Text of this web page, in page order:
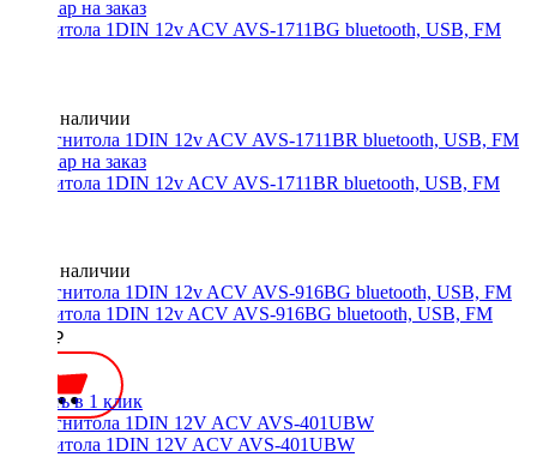
Магнитола 1DIN 12v ACV AVS-1711BG bluetooth, USB, FM
Нет в наличии
Магнитола 1DIN 12v ACV AVS-1711BR bluetooth, USB, FM
Нет в наличии
Магнитола 1DIN 12v ACV AVS-916BG bluetooth, USB, FM
3000 ₽
Купить в 1 клик
Магнитола 1DIN 12V ACV AVS-401UBW